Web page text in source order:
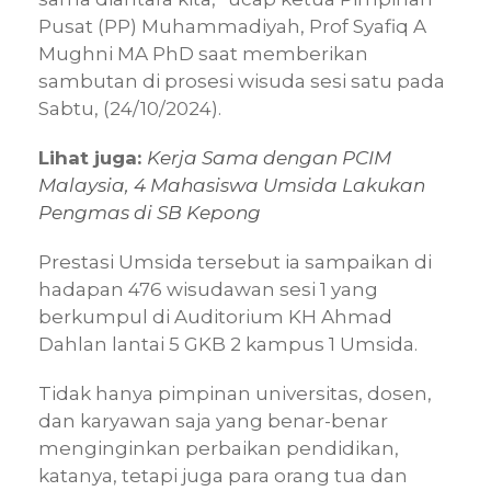
Pusat (PP) Muhammadiyah, Prof Syafiq A
Mughni MA PhD saat memberikan
sambutan di prosesi wisuda sesi satu pada
Sabtu, (24/10/2024).
Lihat juga: Kerja Sama dengan PCIM
Malaysia, 4 Mahasiswa Umsida Lakukan
Pengmas di SB Kepong
Prestasi Umsida tersebut ia sampaikan di
hadapan 476 wisudawan sesi 1 yang
berkumpul di Auditorium KH Ahmad
Dahlan lantai 5 GKB 2 kampus 1 Umsida.
Tidak hanya pimpinan universitas, dosen,
dan karyawan saja yang benar-benar
menginginkan perbaikan pendidikan,
katanya, tetapi juga para orang tua dan